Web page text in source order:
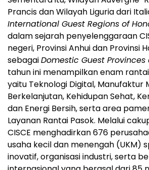
Prancis dan Wilayah Liguria dari
International Guest Regions of
dalam sejarah penyelenggaraan
negeri, Provinsi Anhui dan Provinsi
sebagaiDomestic Guest Provinces
tahun ini menampilkan enam
yaitu Teknologi Digital, Manufaktur
Berkelanjutan, Kehidupan Sehat,
dan Energi Bersih, serta area
Layanan Rantai Pasok. Melalui
CISCE menghadirkan 676
usaha kecil dan menengah (UKM)
inovatif, organisasi industri, serta